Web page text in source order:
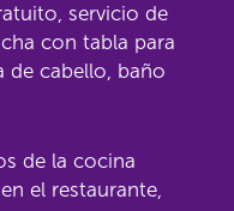
servicio de
con tabla para
de cabello, baño
de la cocina
el restaurante,